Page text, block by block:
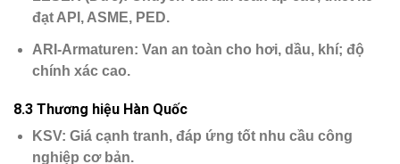
đạt API, ASME, PED.
ARI-Armaturen: Van an toàn cho hơi, dầu, khí; độ
chính xác cao.
8.3 Thương hiệu Hàn Quốc
KSV: Giá cạnh tranh, đáp ứng tốt nhu cầu công
nghiệp cơ bản.